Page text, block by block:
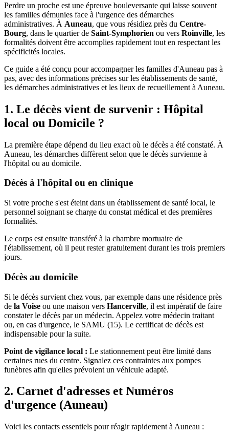
Perdre un proche est une épreuve bouleversante qui laisse souvent
les familles démunies face à l'urgence des démarches
administratives. À Auneau, que vous résidiez près du Centre-
Bourg, dans le quartier de Saint-Symphorien ou vers Roinville, les
formalités doivent être accomplies rapidement tout en respectant les
spécificités locales.
Ce guide a été conçu pour accompagner les familles d'Auneau pas à
pas, avec des informations précises sur les établissements de santé,
les démarches administratives et les lieux de recueillement à Auneau.
1. Le décès vient de survenir : Hôpital
local ou Domicile ?
La première étape dépend du lieu exact où le décès a été constaté. À
Auneau, les démarches diffèrent selon que le décès survienne à
l'hôpital ou au domicile.
Décès à l'hôpital ou en clinique
Si votre proche s'est éteint dans un établissement de santé local, le
personnel soignant se charge du constat médical et des premières
formalités.
Le corps est ensuite transféré à la chambre mortuaire de
l'établissement, où il peut rester gratuitement durant les trois premiers
jours.
Décès au domicile
Si le décès survient chez vous, par exemple dans une résidence près
de la Voise ou une maison vers Hancerville, il est impératif de faire
constater le décès par un médecin. Appelez votre médecin traitant
ou, en cas d'urgence, le SAMU (15). Le certificat de décès est
indispensable pour la suite.
Point de vigilance local : Le stationnement peut être limité dans
certaines rues du centre. Signalez ces contraintes aux pompes
funèbres afin qu'elles prévoient un véhicule adapté.
2. Carnet d'adresses et Numéros
d'urgence (Auneau)
Voici les contacts essentiels pour réagir rapidement à Auneau :